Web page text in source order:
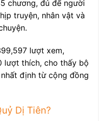
chương, đủ để người
truyện, nhân vật và
lượt xem,
lượt thích, cho thấy bộ
định từ cộng đồng
Dị Tiên?